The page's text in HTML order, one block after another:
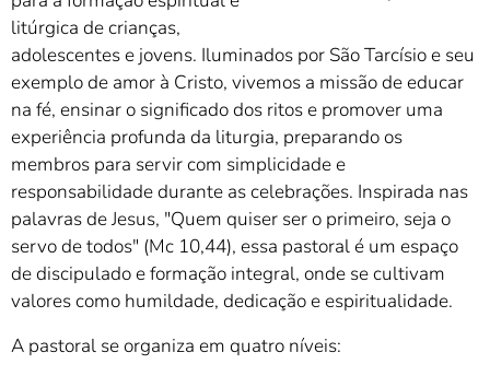
litúrgica de crianças,
adolescentes e jovens. Iluminados por São Tarcísio e seu
exemplo de amor à Cristo, vivemos a missão de educar
na fé, ensinar o significado dos ritos e promover uma
experiência profunda da liturgia, preparando os
membros para servir com simplicidade e
responsabilidade durante as celebrações. Inspirada nas
palavras de Jesus, "Quem quiser ser o primeiro, seja o
servo de todos" (Mc 10,44), essa pastoral é um espaço
de discipulado e formação integral, onde se cultivam
valores como humildade, dedicação e espiritualidade.
A pastoral se organiza em quatro níveis: